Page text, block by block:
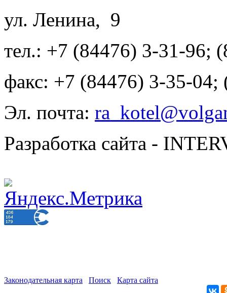
ул. Ленина, 9
тел.: +7 (84476) 3-31-96;
факс: +7 (84476) 3-35-04;
Эл. почта:
Разработка сайта -
Законодательная карта Поиск Карта сайта